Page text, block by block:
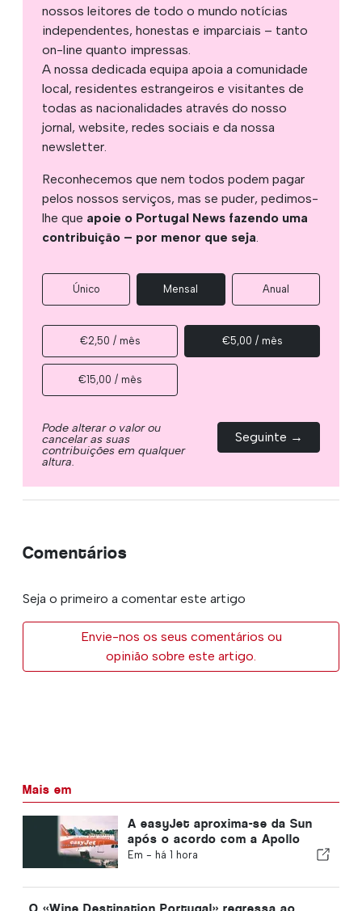
nossos leitores de todo o mundo notícias
independentes, honestas e imparciais – tanto
on-line quanto impressas.
A nossa dedicada equipa apoia a comunidade
local, residentes estrangeiros e visitantes de
todas as nacionalidades através do nosso
jornal, website, redes sociais e da nossa
newsletter.
Reconhecemos que nem todos podem pagar
pelos nossos serviços, mas se puder, pedimos-
lhe que apoie o Portugal News fazendo uma
contribuição – por menor que seja.
Único Mensal Anual
€2,50 / mês €5,00 / mês
€15,00 / mês
Pode alterar o valor ou
cancelar as suas
contribuições em qualquer
altura.
Seguinte →
Comentários
Seja o primeiro a comentar este artigo
Envie-nos os seus comentários ou
opinião sobre este artigo.
Mais em
A easyJet aproxima-se da Sun
após o acordo com a Apollo
Em - há 1 hora